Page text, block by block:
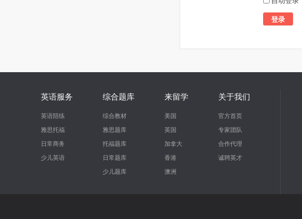
登录
英语服务
英语陪练
雅思托福
日常商务
少儿英语
综合题库
综合教材
雅思题库
托福题库
日常题库
少儿题库
来留学
美国
英国
加拿大
香港
澳洲
关于我们
官方首页
专家团队
合作代理
诚聘英才